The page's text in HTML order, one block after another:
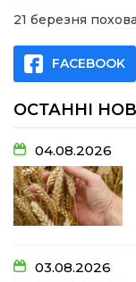
21 березня
FACEBOOK
ОСТАННІ
04.08.2026
03.08.2026